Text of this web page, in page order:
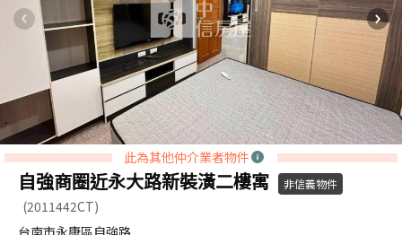
此為其他仲介業者物件
自強商圈近永大路新裝潢二樓寓 非信義物件
(2011442CT)
台南市永康區自強路